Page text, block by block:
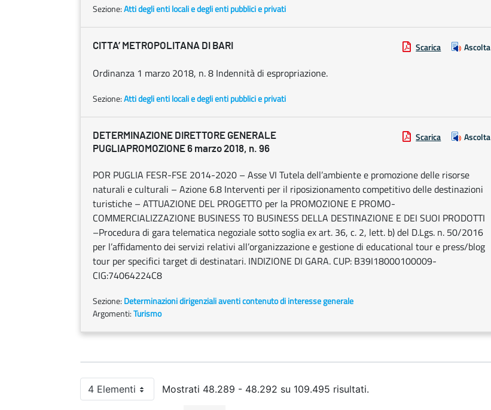
Sezione:Atti degli enti locali e degli enti pubblici e privati
CITTA’ METROPOLITANA DI BARI Scarica Ascolta
Ordinanza 1 marzo 2018, n. 8 Indennità di espropriazione.
Sezione:Atti degli enti locali e degli enti pubblici e privati
DETERMINAZIONE DIRETTORE GENERALE
PUGLIAPROMOZIONE 6 marzo 2018, n. 96
Scarica Ascolta
POR PUGLIA FESR-FSE 2014-2020 – Asse VI Tutela dell’ambiente e promozione delle risorse
naturali e culturali – Azione 6.8 Interventi per il riposizionamento competitivo delle destinazioni
turistiche – ATTUAZIONE DEL PROGETTO per la PROMOZIONE E PROMO-
COMMERCIALIZZAZIONE BUSINESS TO BUSINESS DELLA DESTINAZIONE E DEI SUOI PRODOTTI
–Procedura di gara telematica negoziale sotto soglia ex art. 36, c. 2, lett. b) del D.Lgs. n. 50/2016
per l’affidamento dei servizi relativi all’organizzazione e gestione di educational tour e press/blog
tour per specifici target di destinatari. INDIZIONE DI GARA. CUP: B39I18000100009-
CIG:74064224C8
Sezione: Determinazioni dirigenziali aventi contenuto di interesse generale
Argomenti:Turismo
4 ElementiPer paginaMostrati 48.289 - 48.292 su 109.495 risultati.